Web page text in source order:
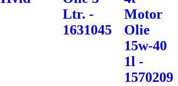
Ltr. -
1631045
Motor
Olie
15w-40
1l -
1570209